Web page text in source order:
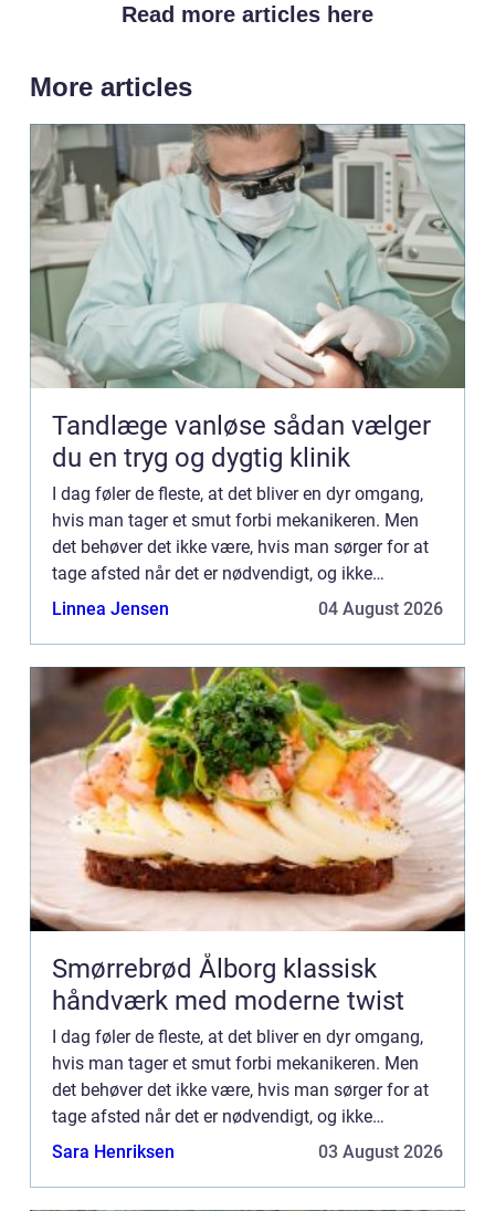
Read more articles here
More articles
Tandlæge vanløse sådan vælger
du en tryg og dygtig klinik
I dag føler de fleste, at det bliver en dyr omgang,
hvis man tager et smut forbi mekanikeren. Men
det behøver det ikke være, hvis man sørger for at
tage afsted når det er nødvendigt, og ikke
udskyder det igen o...
Linnea Jensen 04 August 2026
Smørrebrød Ålborg klassisk
håndværk med moderne twist
I dag føler de fleste, at det bliver en dyr omgang,
hvis man tager et smut forbi mekanikeren. Men
det behøver det ikke være, hvis man sørger for at
tage afsted når det er nødvendigt, og ikke
udskyder det igen o...
Sara Henriksen 03 August 2026